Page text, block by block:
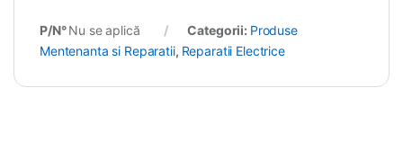
P/N°Nu se aplică Categorii: Produse
Mentenanta si Reparatii, Reparatii Electrice